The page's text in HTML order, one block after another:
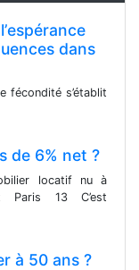
dans
fécondité s’établit
de 6% net ?
locatif nu à
Paris 13 C’est
à 50 ans ?